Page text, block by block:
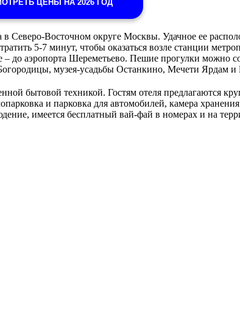
ЦЕНЫ НА 2026 ГОД
Северо-Восточном округе Москвы. Удачное ее
5-7 минут, чтобы оказаться возле станции
до аэропорта Шереметьево. Пешие прогулки можно
музея-усадьбы Останкино, Мечети Ярдам
бытовой техникой. Гостям отеля предлагаются
и парковка для автомобилей, камера
имеется бесплатный вай-фай в номерах и на